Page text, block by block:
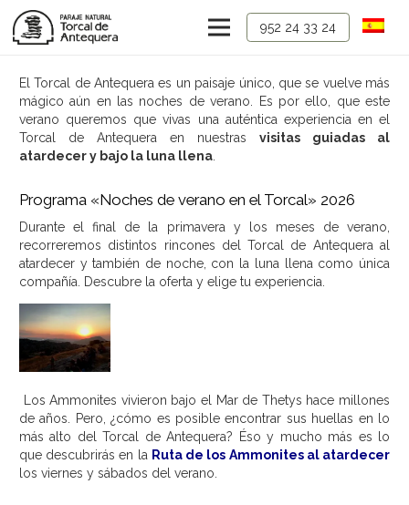
952 24 33 24
El Torcal de Antequera es un paisaje único, que se vuelve más
mágico aún en las noches de verano. Es por ello, que este
verano queremos que vivas una auténtica experiencia en el
Torcal de Antequera en nuestras visitas guiadas al
atardecer y bajo la luna llena
Programa «Noches de verano en el Torcal» 2026
Durante el final de la primavera y los meses de verano,
recorreremos distintos rincones del Torcal de Antequera al
atardecer y también de noche, con la luna llena como única
compañía. Descubre la oferta y elige tu experiencia.
Los Ammonites vivieron bajo el Mar de Thetys hace millones
de años. Pero, ¿cómo es posible encontrar sus huellas en lo
más alto del Torcal de Antequera? Éso y mucho más es lo
que descubrirás en la Ruta de los Ammonites al atardecer
los viernes y sábados del verano.